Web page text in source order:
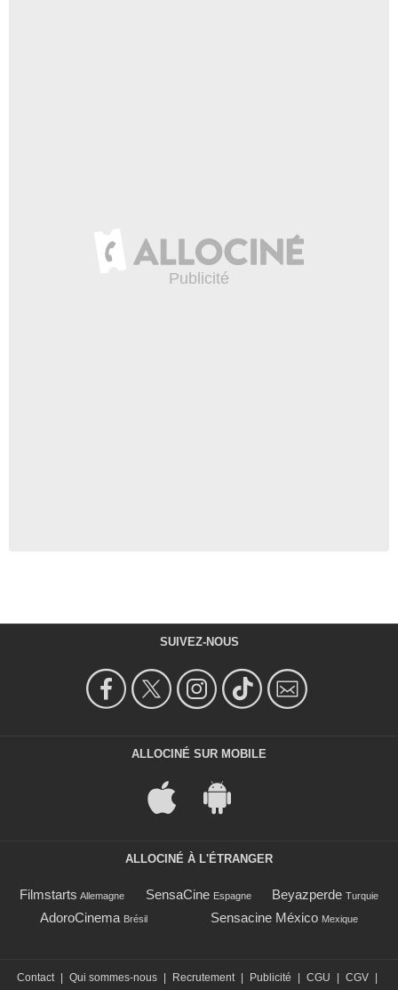
SUIVEZ-NOUS
ALLOCINÉ SUR MOBILE
ALLOCINÉ À L'ÉTRANGER
Filmstarts Allemagne SensaCine Espagne Beyazperde Turquie
AdoroCinema Brésil Sensacine México Mexique
Contact Qui sommes-nous Recrutement Publicité CGU CGV